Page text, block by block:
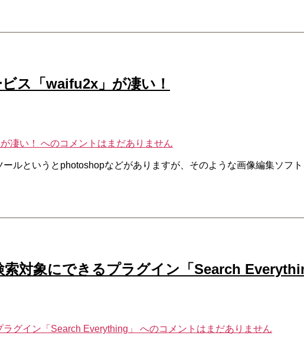
ス「waifu2x」が凄い！
凄い！ へのコメントはまだありません
ルというとphotoshopなどがありますが、そのような画像編集ソフ
対象にできるプラグイン「Search
グイン「Search Everything」 へのコメントはまだありません